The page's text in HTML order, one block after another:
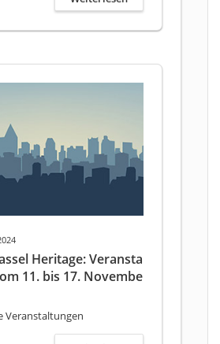
Heritage: Veransta
11. bis 17. Novembe
Veranstaltungen